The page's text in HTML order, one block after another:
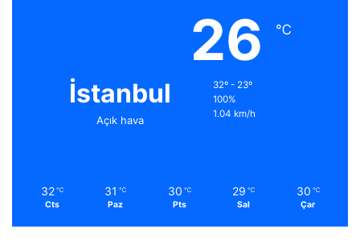
İstanbul
Açık hava
26 ℃
32º - 23º
100%
1.04 km/h
32 ℃
Cts
31 ℃
Paz
30 ℃
Pts
29 ℃
Sal
30 ℃
Çar